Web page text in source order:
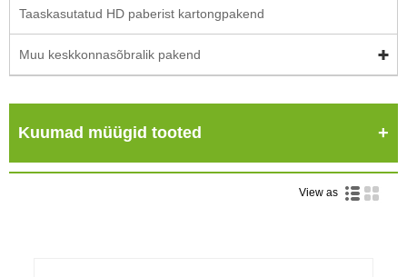
Taaskasutatud HD paberist kartongpakend
Muu keskkonnasõbralik pakend
Kuumad müügid tooted
View as